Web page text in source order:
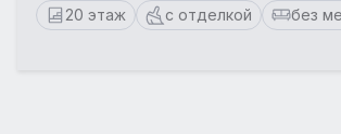
20 этаж с отделкой без